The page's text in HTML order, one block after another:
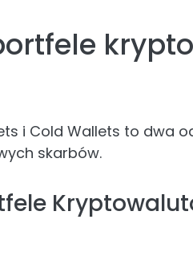
i Cold Wallets to dwa
skarbów.